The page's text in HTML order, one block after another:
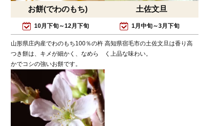
お餅(でわのもち)
10月下旬～12月下旬
山形県庄内産でわのもち100％の杵
つき餅は、キメが細かく、なめら
かでコシの強いお餅です。
土佐文旦
1月中旬～3月下旬
高知県宿毛市の土佐文旦は香り高
く上品な味わい。